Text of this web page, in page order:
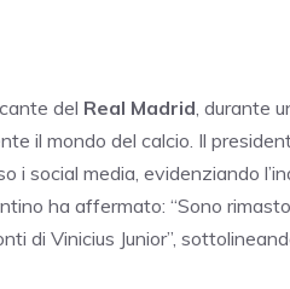
del Real Madrid , durante
il mondo del calcio. Il
i social media, evidenziando
ha affermato: “Sono
di Vinicius Junior”,